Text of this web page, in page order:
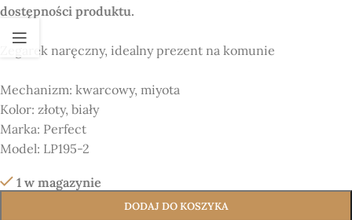
dostępności produktu.
Zegarek naręczny, idealny prezent na komunie
Mechanizm: kwarcowy, miyota
Kolor: złoty, biały
Marka: Perfect
Model: LP195-2
1 w magazynie
DODAJ DO KOSZYKA